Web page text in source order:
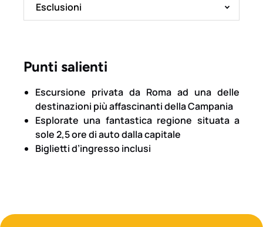
Esclusioni
Punti salienti
Escursione privata da Roma ad una delle
destinazioni più affascinanti della Campania
Esplorate una fantastica regione situata a
sole 2,5 ore di auto dalla capitale
Biglietti d’ingresso inclusi